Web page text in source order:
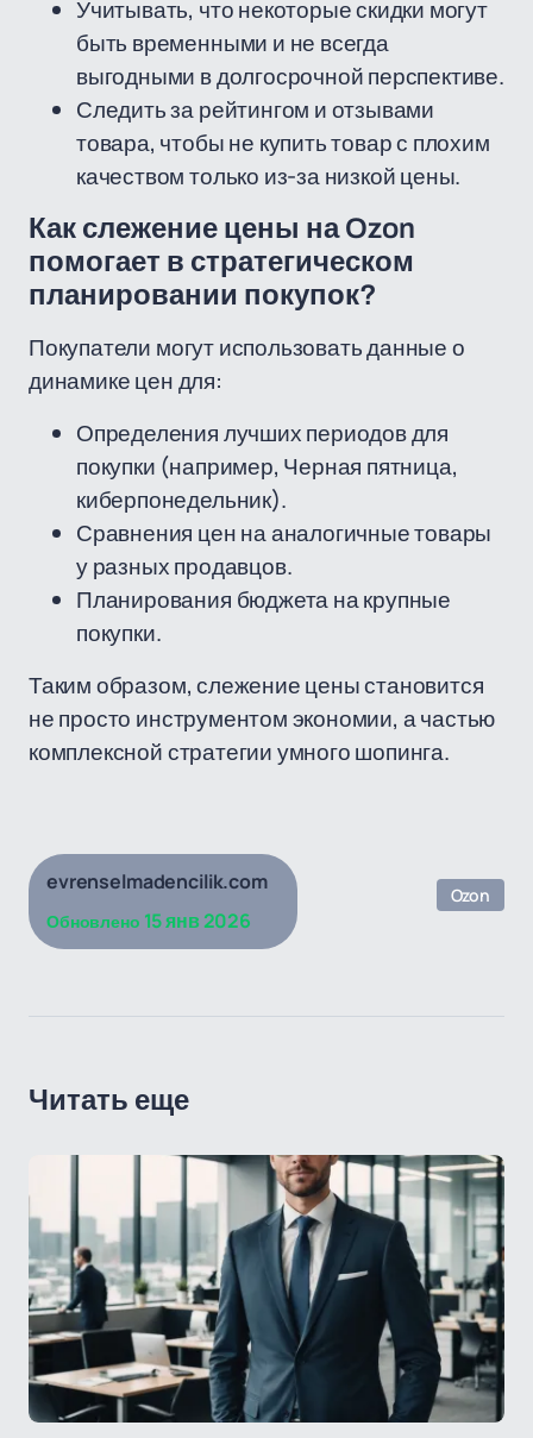
Учитывать, что некоторые скидки могут
быть временными и не всегда
выгодными в долгосрочной перспективе.
Следить за рейтингом и отзывами
товара, чтобы не купить товар с плохим
качеством только из-за низкой цены.
Как слежение цены на Ozon
помогает в стратегическом
планировании покупок?
Покупатели могут использовать данные о
динамике цен для:
Определения лучших периодов для
покупки (например, Черная пятница,
киберпонедельник).
Сравнения цен на аналогичные товары
у разных продавцов.
Планирования бюджета на крупные
покупки.
Таким образом, слежение цены становится
не просто инструментом экономии, а частью
комплексной стратегии умного шопинга.
evrenselmadencilik.com
Обновлено 15 янв 2026
Ozon
Читать еще